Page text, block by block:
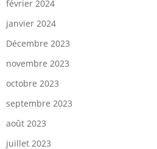
février 2024
janvier 2024
Décembre 2023
novembre 2023
octobre 2023
septembre 2023
août 2023
juillet 2023